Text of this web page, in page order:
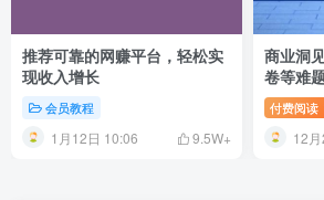
推荐可靠的网赚平台，轻松实
现收入增长
会员教程
1月12日 10:06 9.5W+
商业洞
卷等难
付费阅读
12